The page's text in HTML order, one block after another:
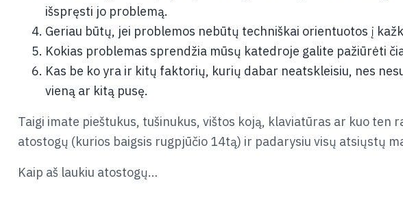
išspręsti jo problemą.
Geriau būtų, jei problemos nebūtų techniškai orientuotos į
Kokias problemas sprendžia mūsų katedroje galite pažiūrėti
Kas be ko yra ir kitų faktorių, kurių dabar neatskleisiu, nes
vieną ar kitą pusę.
Taigi imate pieštukus, tušinukus, vištos koją, klaviatūras ar kuo ten
atostogų (kurios baigsis rugpjūčio 14tą) ir padarysiu visų atsiųstų
Kaip aš laukiu atostogų…